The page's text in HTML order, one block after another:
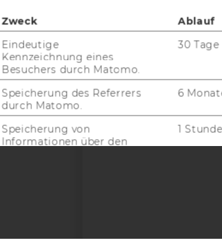
Zweck Ablauf
Eindeutige
Kennzeichnung eines
Besuchers durch Matomo.
30 Tage
Speicherung des Referrers
durch Matomo.
6
Speicherung von
Informationen über den
1
Enthält ein Token, das
1 Jahr